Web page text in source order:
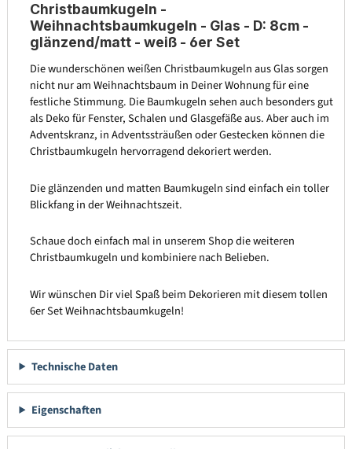
Christbaumkugeln -
Weihnachtsbaumkugeln - Glas - D: 8cm -
glänzend/matt - weiß - 6er Set
Die wunderschönen weißen Christbaumkugeln aus Glas sorgen
nicht nur am Weihnachtsbaum in Deiner Wohnung für eine
festliche Stimmung. Die Baumkugeln sehen auch besonders gut
als Deko für Fenster, Schalen und Glasgefäße aus. Aber auch im
Adventskranz, in Adventssträußen oder Gestecken können die
Christbaumkugeln hervorragend dekoriert werden.
Die glänzenden und matten Baumkugeln sind einfach ein toller
Blickfang in der Weihnachtszeit.
Schaue doch einfach mal in unserem Shop die weiteren
Christbaumkugeln und kombiniere nach Belieben.
Wir wünschen Dir viel Spaß beim Dekorieren mit diesem tollen
6er Set Weihnachtsbaumkugeln!
Technische Daten
Eigenschaften